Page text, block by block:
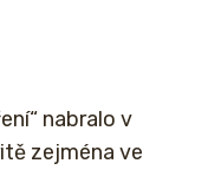
nabralo v
zejména ve